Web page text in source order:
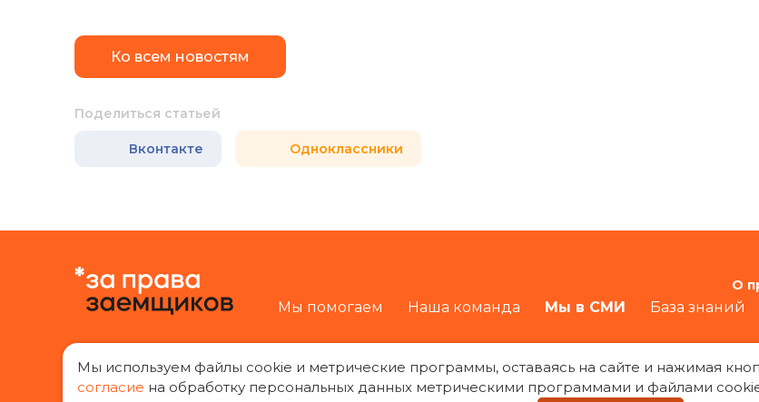
Ко всем новостям
Поделиться статьей
Вконтакте Одноклассники
Мы помогаем Наша команда Мы в СМИ База знаний
О
Мы используем файлы cookie и метрические программы, оставаясь на сайте и нажимая
согласие на обработку персональных данных метрическими программами и файлами